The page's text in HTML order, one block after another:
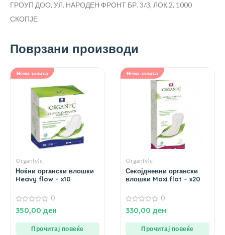
ГРОУП ДОО, УЛ. НАРОДЕН ФРОНТ БР. 3/3, ЛОК.2, 1000
СКОПЈЕ
Поврзани производи
Нема залиха
Organ(y)c
Ноќни органски влошки
Heavy flow – x10
0
од
0
350,00 ден
Прочитај повеќе
Нема залиха
Organ(y)c
Секојдневни органски
влошки Maxi flat – x20
0
од
0
330,00 ден
Прочитај повеќе